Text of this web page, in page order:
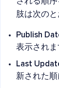
肢は次のと
Publish
表示されま
Last
新された